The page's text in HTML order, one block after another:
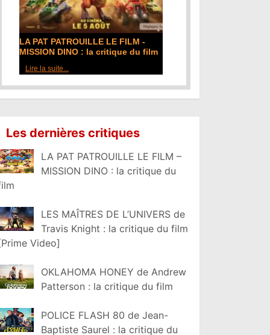
LA PAT PATROUILLE LE FILM -
MISSION DINO : la critique du film
Lire la suite...
Les dernières critiques
LA PAT PATROUILLE LE FILM –
MISSION DINO : la critique du
LES MAÎTRES DE L’UNIVERS de
Travis Knight : la critique du film
Video]
OKLAHOMA HONEY de Andrew
Patterson : la critique du film
POLICE FLASH 80 de Jean-
Baptiste Saurel : la critique du